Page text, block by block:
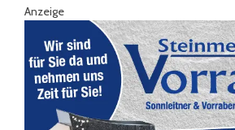
Anzeige